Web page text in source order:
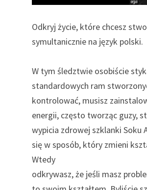
Odkryj życie, które chcesz
symultanicznie na język polski.
W tym śledztwie osobiście
standardowych ram
kontrolować, musisz
energii, często tworząc guzy,
wypicia zdrowej szklanki Soku
się w sposób, który zmieni
Wtedy
odkrywasz, że jeśli masz